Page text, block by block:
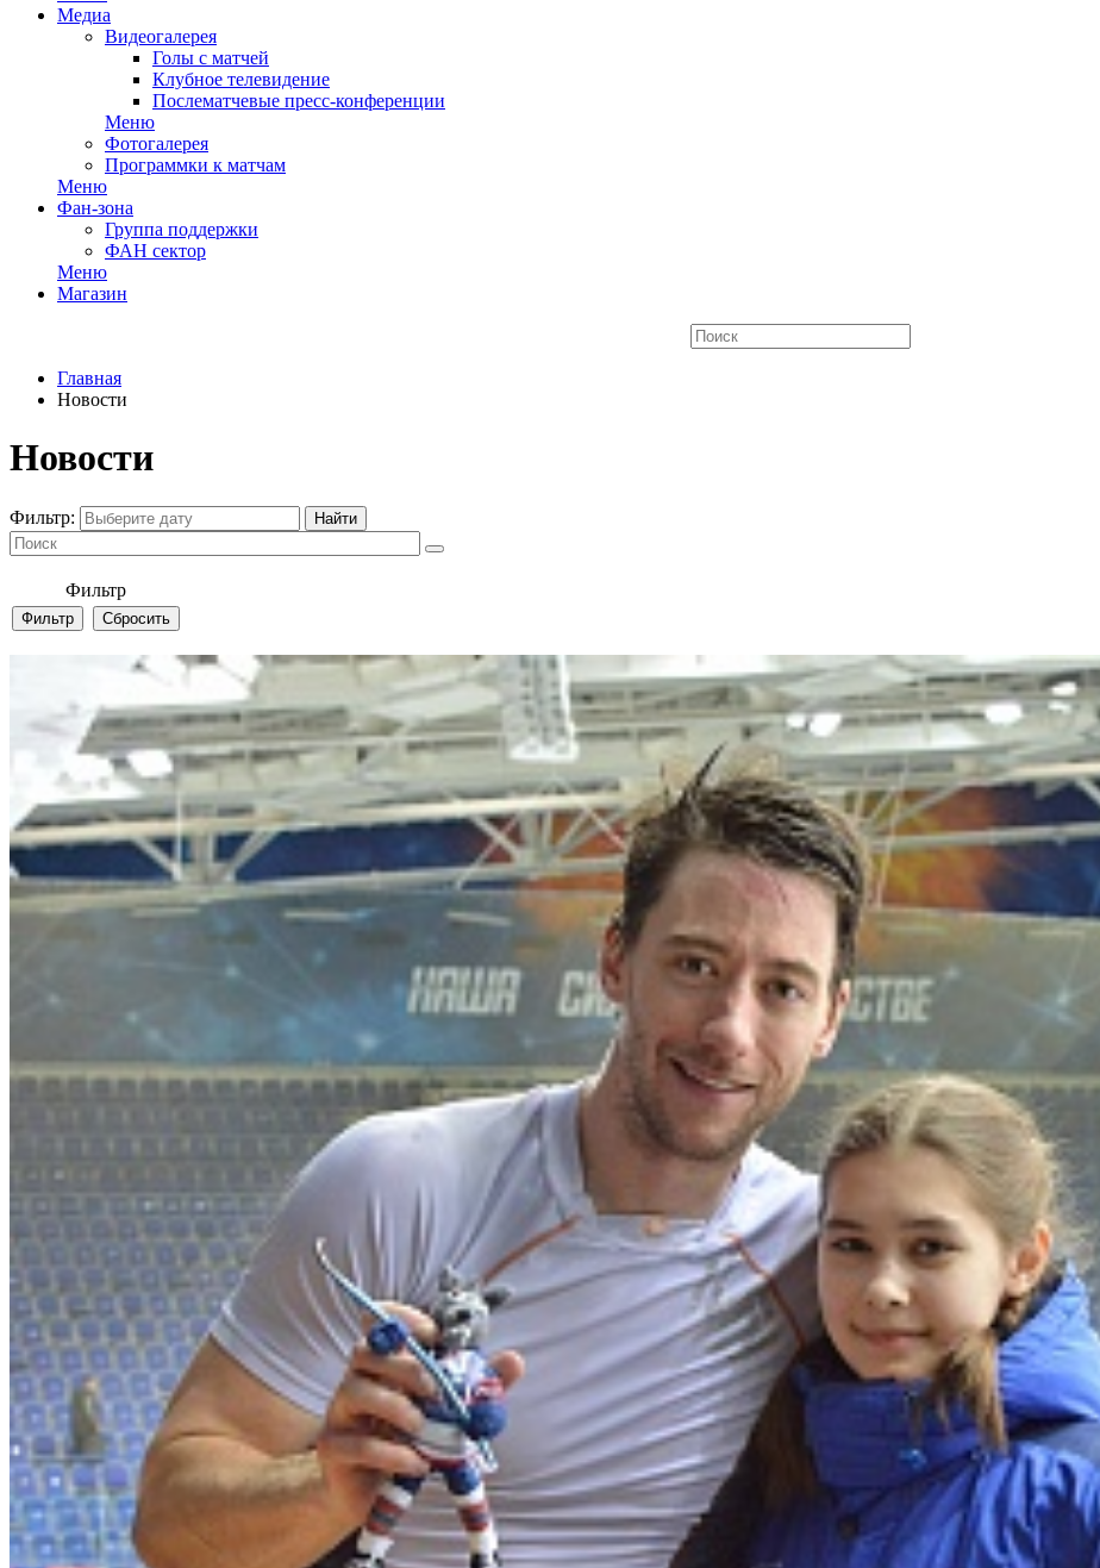
Медиа
Видеогалерея
Голы с матчей
Клубное телевидение
Послематчевые пресс-конференции
Меню
Фотогалерея
Программки к матчам
Меню
Фан-зона
Группа поддержки
ФАН сектор
Меню
Магазин
Главная
Новости
Новости
Фильтр:
Фильтр